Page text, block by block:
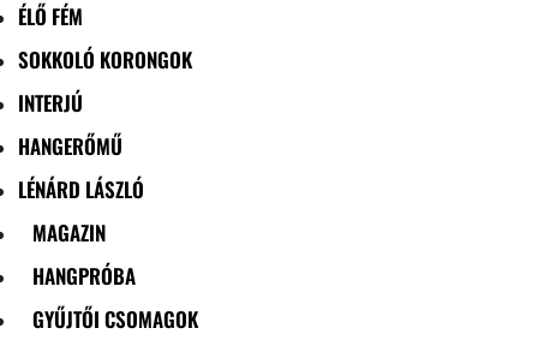
ÉLŐ FÉM
SOKKOLÓ KORONGOK
INTERJÚ
HANGERŐMŰ
LÉNÁRD LÁSZLÓ
MAGAZIN
HANGPRÓBA
GYŰJTŐI CSOMAGOK